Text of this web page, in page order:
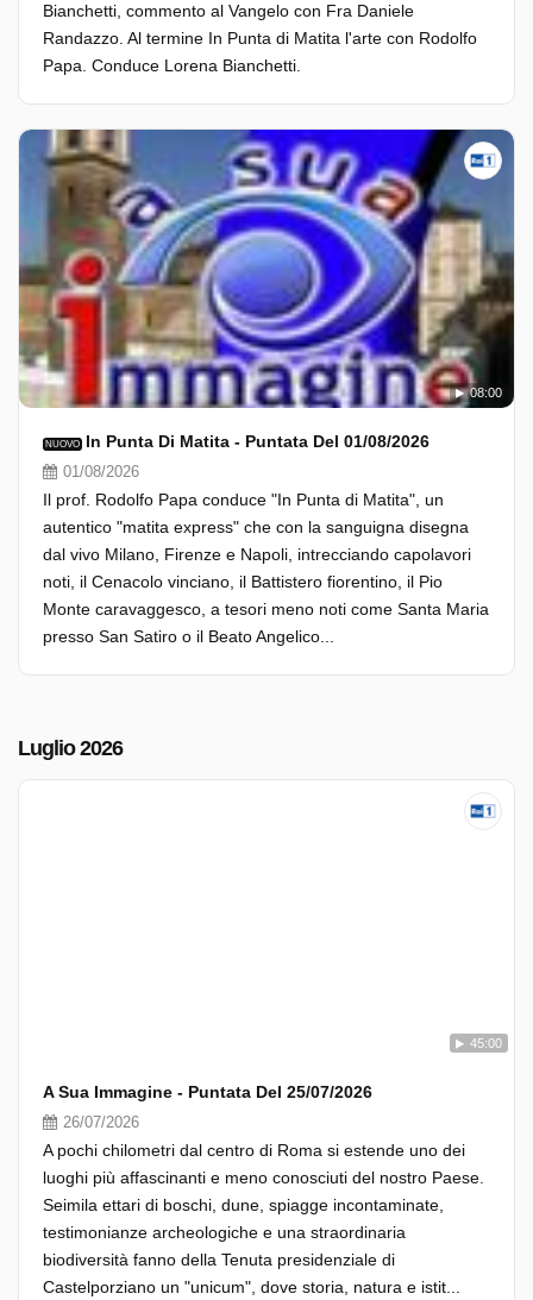
Bianchetti, commento al Vangelo con Fra Daniele
Randazzo. Al termine In Punta di Matita l'arte con Rodolfo
Papa. Conduce Lorena Bianchetti.
08:00
NUOVO In Punta Di Matita - Puntata Del 01/08/2026
01/08/2026
Il prof. Rodolfo Papa conduce "In Punta di Matita", un
autentico "matita express" che con la sanguigna disegna
dal vivo Milano, Firenze e Napoli, intrecciando capolavori
noti, il Cenacolo vinciano, il Battistero fiorentino, il Pio
Monte caravaggesco, a tesori meno noti come Santa Maria
presso San Satiro o il Beato Angelico...
Luglio 2026
45:00
A Sua Immagine - Puntata Del 25/07/2026
26/07/2026
A pochi chilometri dal centro di Roma si estende uno dei
luoghi più affascinanti e meno conosciuti del nostro Paese.
Seimila ettari di boschi, dune, spiagge incontaminate,
testimonianze archeologiche e una straordinaria
biodiversità fanno della Tenuta presidenziale di
Castelporziano un "unicum", dove storia, natura e istit...